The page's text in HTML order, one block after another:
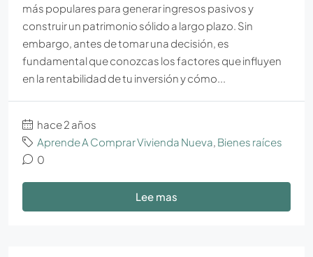
más populares para generar ingresos pasivos y
construir un patrimonio sólido a largo plazo. Sin
embargo, antes de tomar una decisión, es
fundamental que conozcas los factores que influyen
en la rentabilidad de tu inversión y cómo...
hace 2 años
Aprende A Comprar Vivienda Nueva, Bienes raíces
0
Lee mas